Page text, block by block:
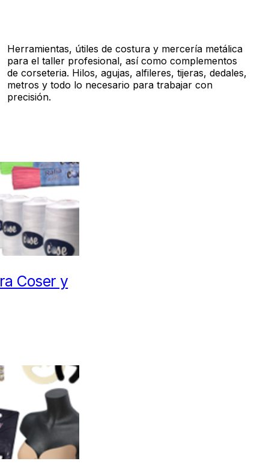
Herramientas, útiles de costura y mercería metálica
para el taller profesional, así como complementos
de corseteria. Hilos, agujas, alfileres, tijeras, dedales,
metros y todo lo necesario para trabajar con
precisión.
Coser y